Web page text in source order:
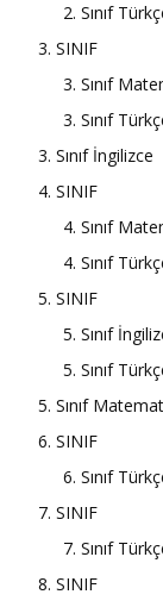
2. Sınıf
3. SINIF
3. Sınıf
3. Sınıf
3. Sınıf İngilizce
4. SINIF
4. Sınıf
4. Sınıf
5. SINIF
5. Sınıf
5. Sınıf
5. Sınıf
6. SINIF
6. Sınıf
7. SINIF
7. Sınıf
8. SINIF